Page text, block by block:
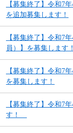
【募集終了】令和7
を追加募集します！
【募集終了】令和7
員）】を募集します！
【募集終了】令和7
を募集します！
【募集終了】令和7
す！